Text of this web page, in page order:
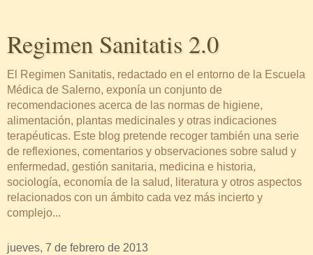
Regimen Sanitatis 2.0
El Regimen Sanitatis, redactado en el entorno de la Escuela
Médica de Salerno, exponía un conjunto de
recomendaciones acerca de las normas de higiene,
alimentación, plantas medicinales y otras indicaciones
terapéuticas. Este blog pretende recoger también una serie
de reflexiones, comentarios y observaciones sobre salud y
enfermedad, gestión sanitaria, medicina e historia,
sociología, economía de la salud, literatura y otros aspectos
relacionados con un ámbito cada vez más incierto y
complejo...
jueves, 7 de febrero de 2013